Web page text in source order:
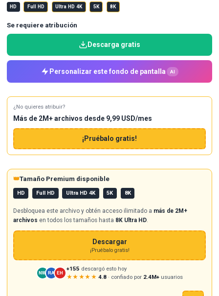
HD Full HD Ultra HD 4K 5K 8K
Se requiere atribución
Descarga gratis
Personalizar este fondo de pantalla AI
¿No quieres atribuir?
Más de 2M+ archivos desde 9,99 USD/mes
¡Pruébalo gratis!
👑Tamaño Premium disponible
HD Full HD Ultra HD 4K 5K 8K
Desbloquea este archivo y obtén acceso ilimitado a más de 2M+
archivos en todos los tamaños hasta 8K Ultra HD.
Descargar
¡Pruébalo gratis!
NW RA EH
+155 descargó esto hoy
★★★★★ 4.8 · confiado por 2.4M+ usuarios